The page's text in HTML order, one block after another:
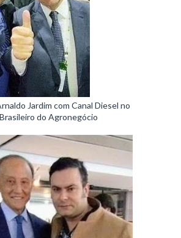
Jardim com Canal Diesel no
do Agronegócio